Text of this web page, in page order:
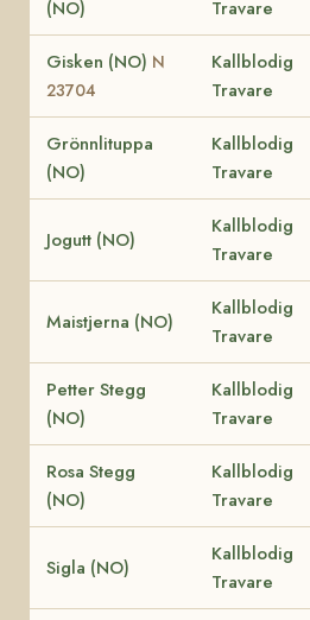
(NO)
Travare
Gisken (NO) N
23704
Kallblodig
Travare
Grönnlituppa
(NO)
Kallblodig
Travare
Jogutt (NO)
Kallblodig
Travare
Maistjerna (NO)
Kallblodig
Travare
Petter Stegg
(NO)
Kallblodig
Travare
Rosa Stegg
(NO)
Kallblodig
Travare
Sigla (NO)
Kallblodig
Travare